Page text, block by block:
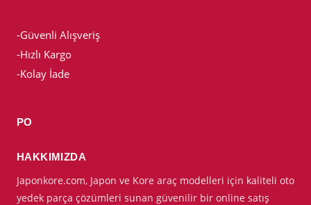
-Güvenli Alışveriş
-Hızlı Kargo
-Kolay İade
PO
HAKKIMIZDA
Japonkore.com, Japon ve Kore araç modelleri için kaliteli oto
yedek parça çözümleri sunan güvenilir bir online satış